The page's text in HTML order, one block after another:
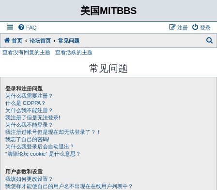
美国MITBBS
FAQ 登录
注册
首页 论坛首页 常见问题
查看没有回复的主题 查看活跃的主题
常见问题
登录和注册问题
为什么我需要注册？
什么是 COPPA？
为什么我不能注册？
我注册了但是无法登录!
为什么我不能登录？
我注册过帐号但是现在却无法登录了？！
我忘了自己的密码!
为什么我登录后会自动退出？
“清除论坛 cookie” 是什么意思？
用户参数和设置
我该如何更改设置？
我怎样才能使自己的用户名不出现在在线用户列表中？